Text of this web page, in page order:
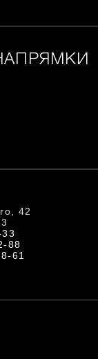
42
88
61